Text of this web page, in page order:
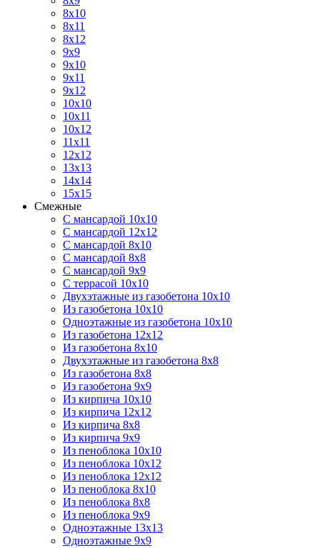
8х10
8х11
8х12
9х9
9х10
9х11
9х12
10х10
10х11
10х12
11х11
12х12
13х13
14х14
15х15
Смежные
С мансардой 10х10
С мансардой 12х12
С мансардой 8х10
С мансардой 8х8
С мансардой 9х9
С террасой 10х10
Двухэтажные из газобетона 10х10
Из газобетона 10х10
Одноэтажные из газобетона 10х10
Из газобетона 12х12
Из газобетона 8х10
Двухэтажные из газобетона 8х8
Из газобетона 8х8
Из газобетона 9х9
Из кирпича 10х10
Из кирпича 12х12
Из кирпича 8х8
Из кирпича 9х9
Из пеноблока 10х10
Из пеноблока 10х12
Из пеноблока 12х12
Из пеноблока 8х10
Из пеноблока 8х8
Из пеноблока 9х9
Одноэтажные 13х13
Одноэтажные 9х9